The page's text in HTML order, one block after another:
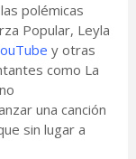
polémicas
Popular, Leyla
y otras
como La
una canción
sin lugar a